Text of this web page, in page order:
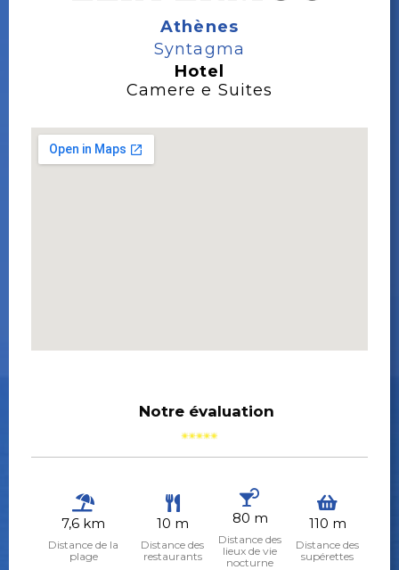
Athènes
Syntagma
Hotel
Camere e Suites
Notre évaluation
7,6 km
Distance de la
plage
10 m
Distance des
restaurants
80 m
Distance des
lieux de vie
nocturne
110 m
Distance des
supérettes